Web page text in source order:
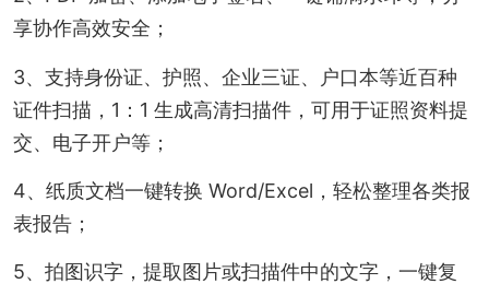
享协作高效安全；
3、支持身份证、护照、企业三证、户口本等近百种
证件扫描，1：1 生成高清扫描件，可用于证照资料提
交、电子开户等；
4、纸质文档一键转换 Word/Excel，轻松整理各类报
表报告；
5、拍图识字，提取图片或扫描件中的文字，一键复